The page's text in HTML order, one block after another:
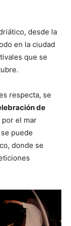
desde la
en la ciudad
que se
respecta, se
de
el mar
puede
donde se